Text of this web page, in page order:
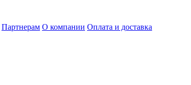
Партнерам О компании Оплата и доставка